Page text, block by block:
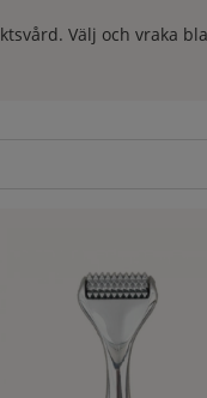
Välj och vraka